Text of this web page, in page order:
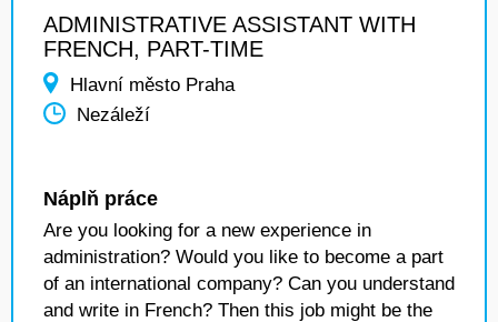
ADMINISTRATIVE ASSISTANT WITH
FRENCH, PART-TIME
Hlavní město Praha
Nezáleží
Náplň práce
Are you looking for a new experience in
administration? Would you like to become a part
of an international company? Can you understand
and write in French? Then this job might be the